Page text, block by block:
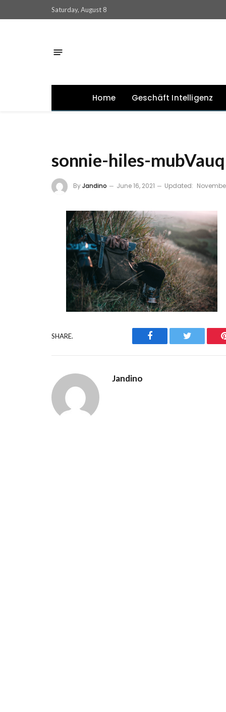
Saturday, August 8
Home Geschäft Intelligenz
sonnie-hiles-
ByJandino June 16, 2021 Updated:
SHARE. Facebook Twitter
Jandino